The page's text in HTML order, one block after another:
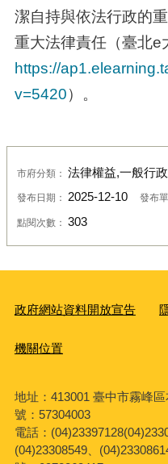
潔自持與依法行政的
重大法律責任（臺北e
https://
v=5420）。
市府分類： 法律權益,一般行政
發布日期： 2025-12-10 發布
點閱次數： 303
政府網站資料開放宣告
機關位置
地址：413001 臺中市霧峰
號：57304003
電話：
(04)23308549、